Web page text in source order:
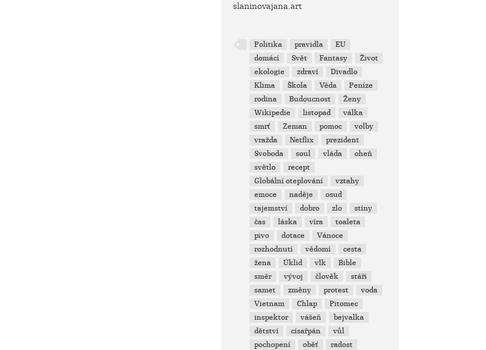
slaninovajana.art
Politika pravidla
EU
domácí
Svět Fantasy
Život
ekologie
zdraví
Divadlo
Klima
Škola Věda
Peníze
rodina
Budoucnost
Ženy
Wikipedie
listopad
válka
smrť
Zeman pomoc
volby
vražda
Netflix
prezident
Svoboda
soul vláda
oheň
světlo
recept
Globální oteplování
vztahy
emoce
naděje
osud
tajemství
dobro zlo
stíny
čas
láska víra
toaleta
pivo
dotace
Vánoce
rozhodnutí
vědomí
cesta
žena
Úklid vlk
Bible
směr
vývoj člověk
stáří
samet
změny protest
voda
Vietnam
Chlap
Pitomec
inspektor
vášeň
bejvalka
dětství
císařpán
vůl
pochopení
oběť
radost